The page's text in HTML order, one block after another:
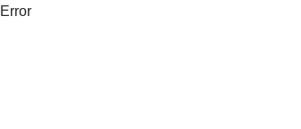
Error